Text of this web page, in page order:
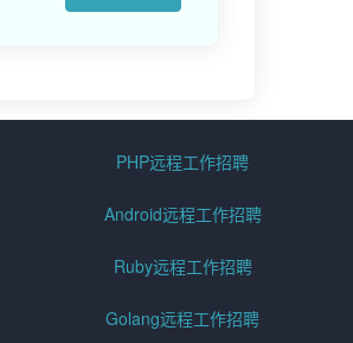
PHP远程工作招聘
Android远程工作招聘
Ruby远程工作招聘
Golang远程工作招聘